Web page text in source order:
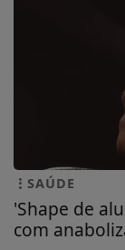
SAÚDE
'Shape de
com